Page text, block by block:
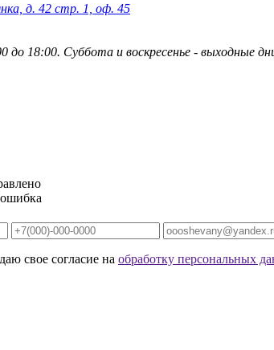
д. 42 стр. 1, оф. 45
18:00. Суббота и воскресенье - выходные
свое согласие на обработку персональных